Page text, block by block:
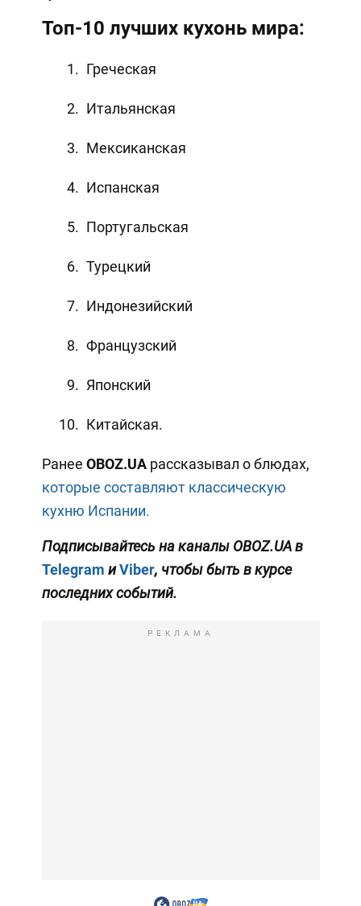
Топ-10 лучших кухонь мира:
Греческая
Итальянская
Мексиканская
Испанская
Португальская
Турецкий
Индонезийский
Французский
Японский
Китайская.
Ранее OBOZ.UA рассказывал о блюдах,
которые составляют классическую
кухню Испании.
Подписывайтесь на каналы OBOZ.UA в
Telegram иViber, чтобы быть в курсе
последних событий.
РЕКЛАМА